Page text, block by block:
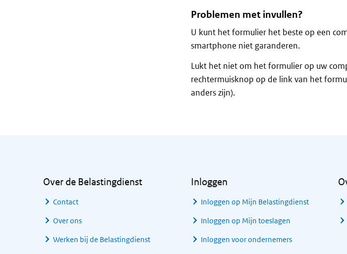
Problemen met invullen?
U kunt het formulier het beste op een
smartphone niet garanderen.
Lukt het niet om het formulier op uw
rechtermuisknop op de link van het
anders zijn).
Over de Belastingdienst
Contact
Over ons
Werken bij de Belastingdienst
Inloggen
Inloggen op Mijn Belastingdienst
Inloggen op Mijn toeslagen
Inloggen voor ondernemers